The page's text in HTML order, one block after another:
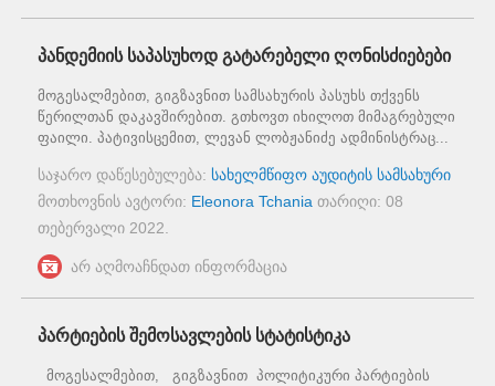
პანდემიის საპასუხოდ გატარებელი ღონისძიებები
მოგესალმებით, გიგზავნით სამსახურის პასუხს თქვენს
წერილთან დაკავშირებით. გთხოვთ იხილოთ მიმაგრებული
ფაილი. პატივისცემით, ლევან ლობჟანიძე ადმინისტრაც...
საჯარო დაწესებულება: სახელმწიფო აუდიტის სამსახური
მოთხოვნის ავტორი: Eleonora Tchania თარიღი: 08
თებერვალი 2022
არ აღმოაჩნდათ ინფორმაცია
პარტიების შემოსავლების სტატისტიკა
მოგესალმებით, გიგზავნით პოლიტიკური პარტიების